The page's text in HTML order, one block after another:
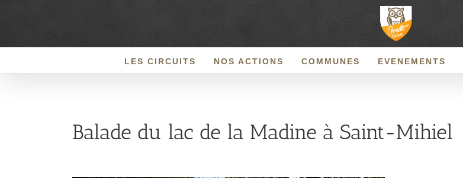
LES CIRCUITS NOS ACTIONS COMMUNES EVENEMENTS
Balade du lac de la Madine à Saint-Mihiel